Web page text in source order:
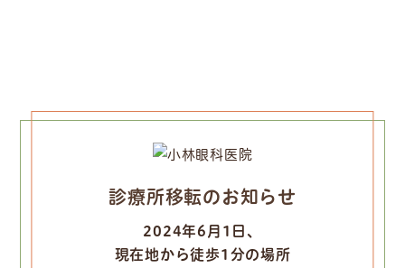
診療所移転のお知らせ
2024年6月1日、
現在地から徒歩1分の場所